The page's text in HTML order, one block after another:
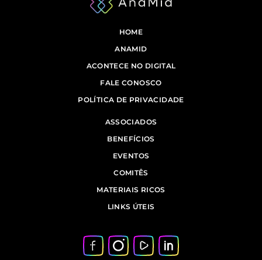
HOME
ANAMID
ACONTECE NO DIGITAL
FALE CONOSCO
POLÍTICA DE PRIVACIDADE
ASSOCIADOS
BENEFÍCIOS
EVENTOS
COMITÊS
MATERIAIS RICOS
LINKS ÚTEIS